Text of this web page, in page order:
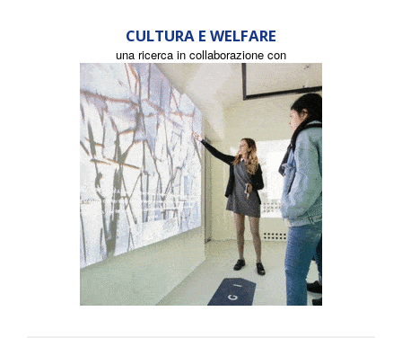
CULTURA E WELFARE
una ricerca in collaborazione con